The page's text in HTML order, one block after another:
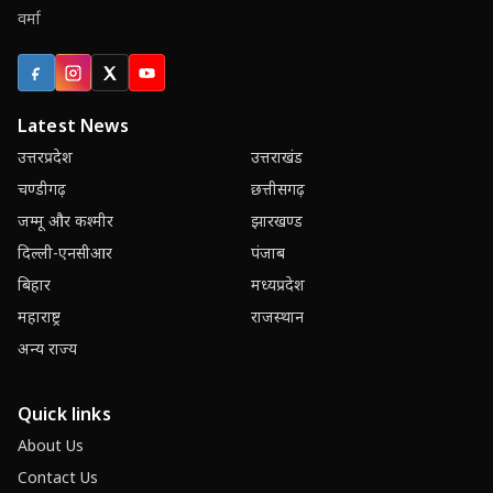
वर्मा
FacebookInstagram
X (Twitter)
YouTube
Latest News
उत्तरप्रदेश
उत्तराखंड
चण्डीगढ़
छत्तीसगढ़
जम्मू और कश्मीर
झारखण्ड
दिल्ली-एनसीआर
पंजाब
बिहार
मध्यप्रदेश
महाराष्ट्र
राजस्थान
अन्य राज्य
Quick links
About Us
Contact Us